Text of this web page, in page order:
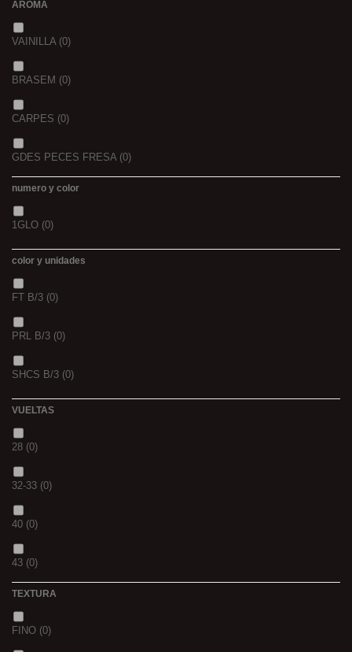
2,3
AROMA
VAINILLA(0)
BRASEM (0)
CARPES (0)
GDES PECES FRESA(0)
GDES. PECES MAIZ
GDES. PECES SCOPEX
PIÑA
SCOPEX
TUTTI
FRESA
MIEL(0)
OCEAN LIVER
numero y color
1GLO (0)
color y unidades
FT B/3 (0)
PRL B/3 (0)
SHCS B/3 (0)
VUELTAS
28 (0)
32-33 (0)
40 (0)
43 (0)
TEXTURA
FINO (0)